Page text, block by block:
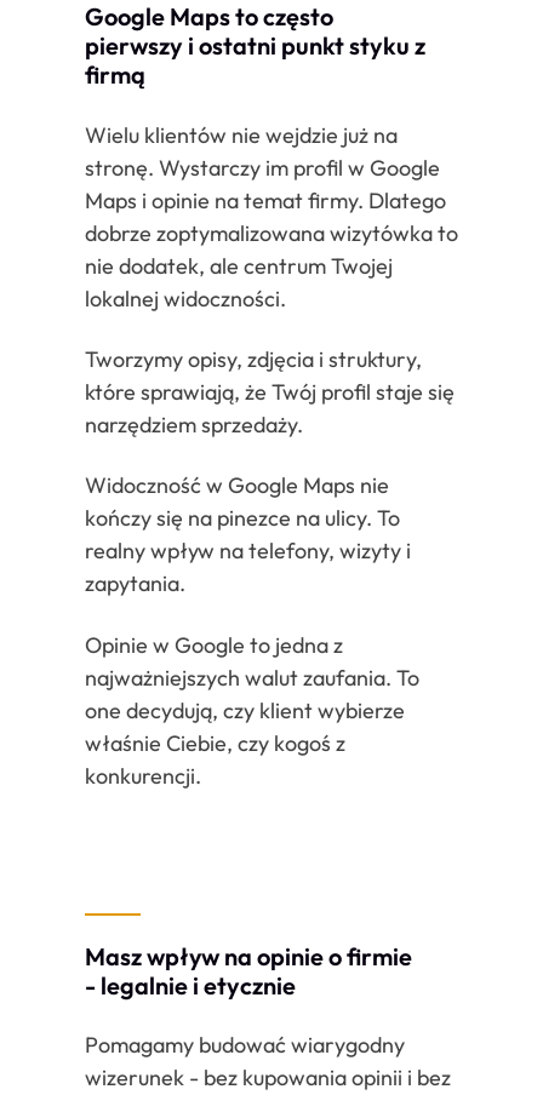
Google Maps to często
pierwszy i ostatni punkt styku z
firmą
Wielu klientów nie wejdzie już na
stronę. Wystarczy im profil w Google
Maps i opinie na temat firmy. Dlatego
dobrze zoptymalizowana wizytówka to
nie dodatek, ale centrum Twojej
lokalnej widoczności.
Tworzymy opisy, zdjęcia i struktury,
które sprawiają, że Twój profil staje się
narzędziem sprzedaży.
Widoczność w Google Maps nie
kończy się na pinezce na ulicy. To
realny wpływ na telefony, wizyty i
zapytania.
Opinie w Google to jedna z
najważniejszych walut zaufania. To
one decydują, czy klient wybierze
właśnie Ciebie, czy kogoś z
konkurencji.
Masz wpływ na opinie o firmie
- legalnie i etycznie
Pomagamy budować wiarygodny
wizerunek - bez kupowania opinii i bez